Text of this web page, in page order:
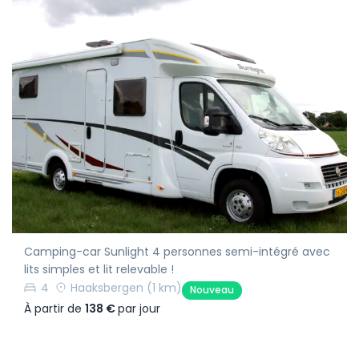
Camping-car Sunlight 4 personnes semi-intégré avec
lits simples et lit relevable !
4
Haaksbergen (1 km) Nouveau
À partir de 138 €par jour